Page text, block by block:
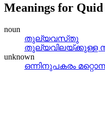
Meanings for
noun
തുല്യവസ്‌തു
തുല്യവിലയ്‌ക്കുള്ള
unknown
ഒന്നിനുപകരം